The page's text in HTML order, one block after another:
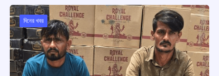
o
o
k
A
p
p
d
s
a
m
দিনের খবর